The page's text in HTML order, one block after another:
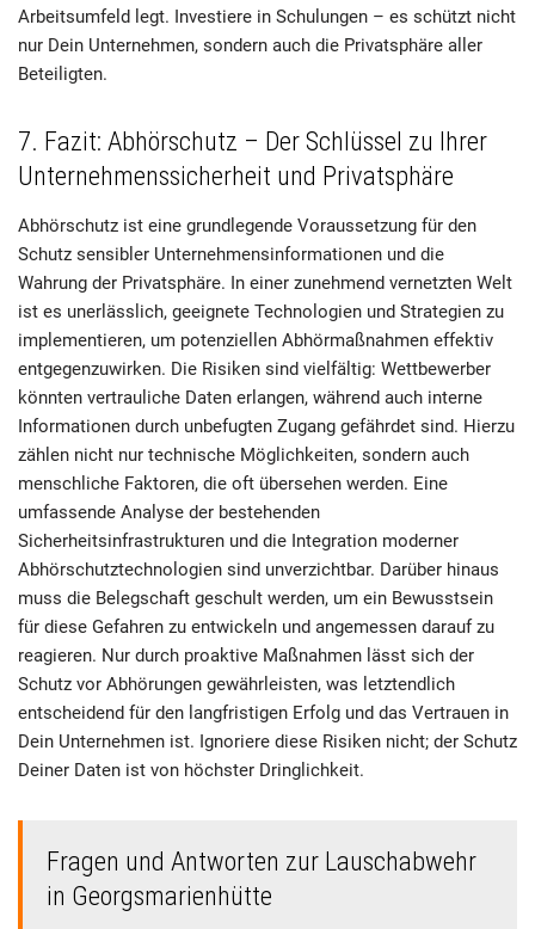
Arbeitsumfeld legt. Investiere in Schulungen – es schützt nicht
nur Dein Unternehmen, sondern auch die Privatsphäre aller
Beteiligten.
7. Fazit: Abhörschutz – Der Schlüssel zu Ihrer
Unternehmenssicherheit und Privatsphäre
Abhörschutz ist eine grundlegende Voraussetzung für den
Schutz sensibler Unternehmensinformationen und die
Wahrung der Privatsphäre. In einer zunehmend vernetzten Welt
ist es unerlässlich, geeignete Technologien und Strategien zu
implementieren, um potenziellen Abhörmaßnahmen effektiv
entgegenzuwirken. Die Risiken sind vielfältig: Wettbewerber
könnten vertrauliche Daten erlangen, während auch interne
Informationen durch unbefugten Zugang gefährdet sind. Hierzu
zählen nicht nur technische Möglichkeiten, sondern auch
menschliche Faktoren, die oft übersehen werden. Eine
umfassende Analyse der bestehenden
Sicherheitsinfrastrukturen und die Integration moderner
Abhörschutztechnologien sind unverzichtbar. Darüber hinaus
muss die Belegschaft geschult werden, um ein Bewusstsein
für diese Gefahren zu entwickeln und angemessen darauf zu
reagieren. Nur durch proaktive Maßnahmen lässt sich der
Schutz vor Abhörungen gewährleisten, was letztendlich
entscheidend für den langfristigen Erfolg und das Vertrauen in
Dein Unternehmen ist. Ignoriere diese Risiken nicht; der Schutz
Deiner Daten ist von höchster Dringlichkeit.
Fragen und Antworten zur Lauschabwehr
in Georgsmarienhütte